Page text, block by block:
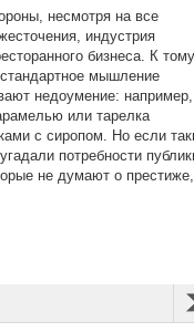
несмотря на все
индустрия
бизнеса. К тому
мышление
недоумение: например,
или тарелка
с сиропом. Но если
потребности
не думают о престиже,